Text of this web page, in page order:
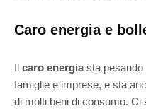
Caro energia e
Il caro energiasta pesando
famiglie e imprese, e sta
di molti beni di consumo. Ci